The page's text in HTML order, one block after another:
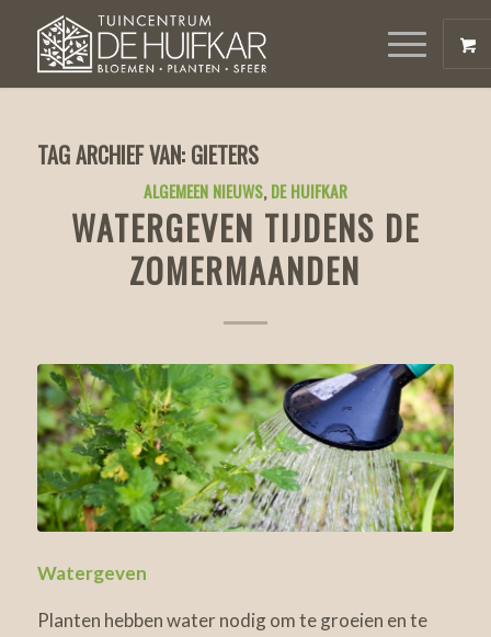
TAG ARCHIEF VAN: GIETERS
ALGEMEEN NIEUWS,DE HUIFKAR
WATERGEVEN TIJDENS DE
ZOMERMAANDEN
Watergeven
Planten hebben water nodig om te groeien en te